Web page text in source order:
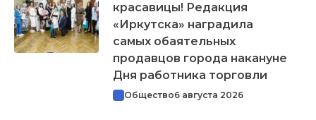
красавицы! Редакция
«Иркутска» наградила
самых обаятельных
продавцов города накануне
Дня работника торговли
Общество6 августа 2026